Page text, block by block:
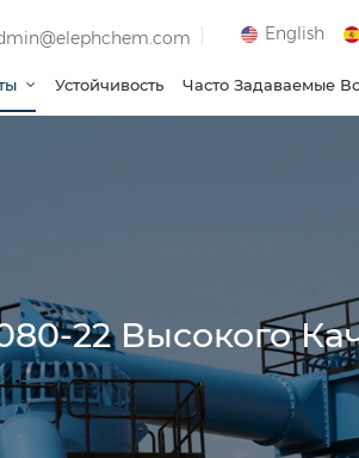
English
Устойчивость Часто Задаваемые
22 Высокого